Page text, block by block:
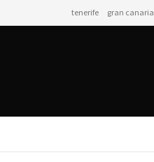
tenerife gran canaria